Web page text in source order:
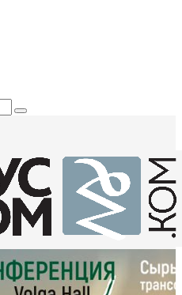
Искать